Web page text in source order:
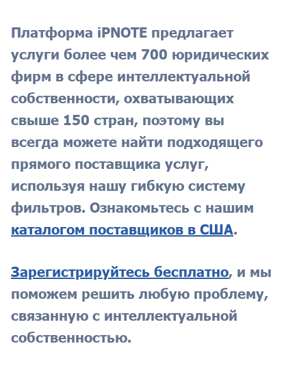
Платформа iPNOTE предлагает
услуги более чем 700 юридических
фирм в сфере интеллектуальной
собственности, охватывающих
свыше 150 стран, поэтому вы
всегда можете найти подходящего
прямого поставщика услуг,
используя нашу гибкую систему
фильтров. Ознакомьтесь с нашим
каталогом поставщиков в США.
Зарегистрируйтесь бесплатно, и мы
поможем решить любую проблему,
связанную с интеллектуальной
собственностью.